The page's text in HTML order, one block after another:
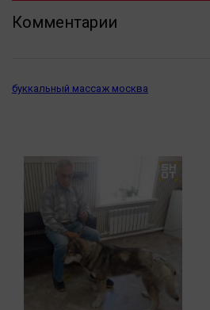
Вирус чтения
Дети
Конкурс
Народная журналистика
Обсуждаем
Комментарии
буккальный массаж москва